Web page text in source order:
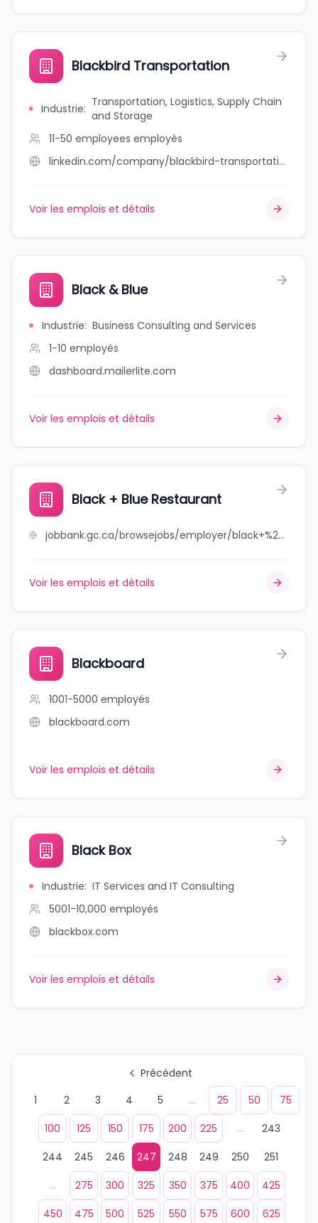
Blackbird Transportation
Industrie: Transportation, Logistics, Supply Chain
and Storage
11-50 employees employés
linkedin.com/company/blackbird-transportation
Voir les emplois et détails
Black & Blue
Industrie: Business Consulting and Services
1-10 employés
dashboard.mailerlite.com
Voir les emplois et détails
Black + Blue Restaurant
jobbank.gc.ca/browsejobs/employer/black+%2B+blue+restaurant/ca
Voir les emplois et détails
Blackboard
1001-5000 employés
blackboard.com
Voir les emplois et détails
Black Box
Industrie: IT Services and IT Consulting
5001-10,000 employés
blackbox.com
Voir les emplois et détails
Précédent
1
2 3 4 5 ... 25 50
75
100
125 150 175 200 225 ...
243
244
245 246 247 248 249 250
251
...
275 300 325 350 375 400
425
450
475 500 525 550 575 600 625